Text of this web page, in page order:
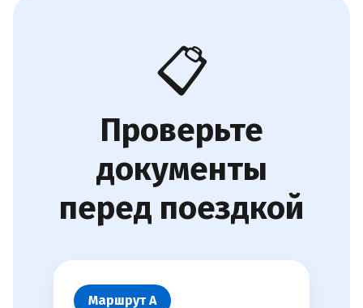
📋
Проверьте
документы
перед поездкой
Маршрут А